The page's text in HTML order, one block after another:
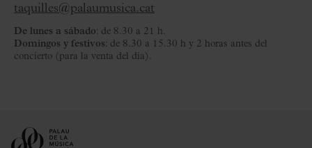
taquilles@palaumusica.cat
De lunes a sábado: de 8.30 a 21 h.
Domingos y festivos: de 8.30 a 15.30 h y 2 horas antes del
concierto (para la venta del día).